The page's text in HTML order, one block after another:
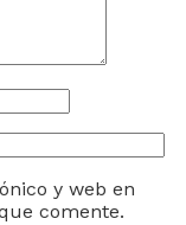
y web en
comente.